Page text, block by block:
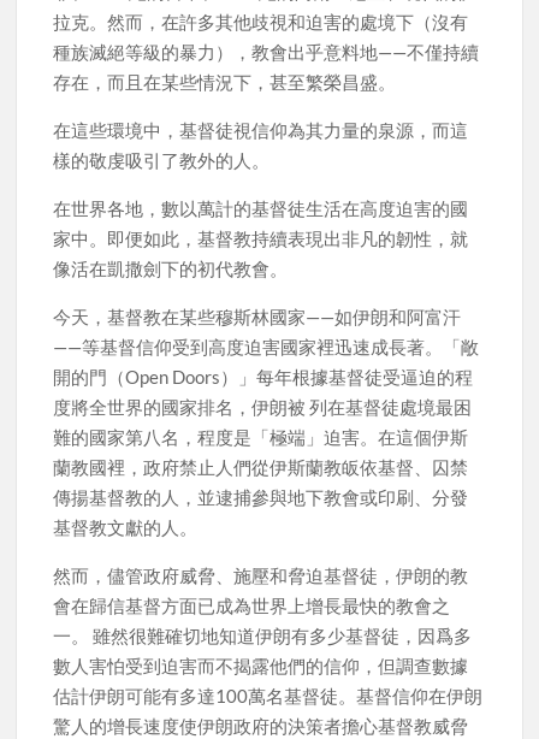
拉克。然而，在許多其他歧視和迫害的處境下（沒有
種族滅絕等級的暴力），教會出乎意料地——不僅持續
存在，而且在某些情況下，甚至繁榮昌盛。
在這些環境中，基督徒視信仰為其力量的泉源，而這
樣的敬虔吸引了教外的人。
在世界各地，數以萬計的基督徒生活在高度迫害的國
家中。即便如此，基督教持續表現出非凡的韌性，就
像活在凱撒劍下的初代教會。
今天，基督教在某些穆斯林國家——如伊朗和阿富汗
——等基督信仰受到高度迫害國家裡迅速成長著。「敞
開的門（Open Doors）」每年根據基督徒受逼迫的程
度將全世界的國家排名，伊朗被 列在基督徒處境最困
難的國家第八名，程度是「極端」迫害。在這個伊斯
蘭教國裡，政府禁止人們從伊斯蘭教皈依基督、囚禁
傳揚基督教的人，並逮捕參與地下教會或印刷、分發
基督教文獻的人。
然而，儘管政府威脅、施壓和脅迫基督徒，伊朗的教
會在歸信基督方面已成為世界上增長最快的教會之
一。 雖然很難確切地知道伊朗有多少基督徒，因爲多
數人害怕受到迫害而不揭露他們的信仰，但調查數據
估計伊朗可能有多達100萬名基督徒。基督信仰在伊朗
驚人的增長速度使伊朗政府的決策者擔心基督教威脅